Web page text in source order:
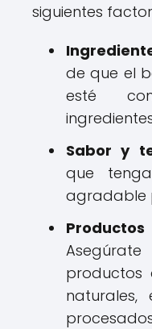
siguientes
de que el
esté
Sabor y
que
agradable
productos